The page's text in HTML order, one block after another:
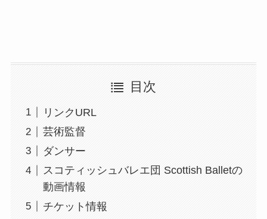
目次
リンクURL
芸術監督
ダンサー
スコティッシュバレエ団 Scottish Balletの
動画情報
チケット情報